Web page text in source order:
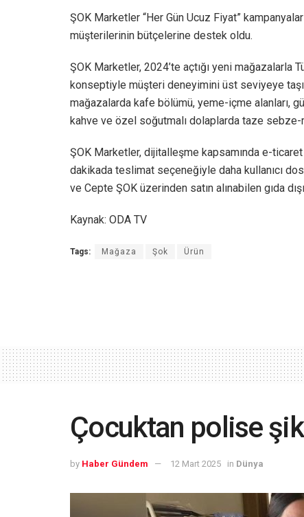
ŞOK Marketler “Her Gün Ucuz Fiyat”
müşterilerinin bütçelerine destek oldu.
ŞOK Marketler, 2024’te açtığı yeni mağazalarla
konseptiyle müşteri deneyimini üst seviyeye
mağazalarda kafe bölümü, yeme-içme alanları,
kahve ve özel soğutmalı dolaplarda taze
ŞOK Marketler, dijitalleşme kapsamında e-
dakikada teslimat seçeneğiyle daha kullanıcı
ve Cepte ŞOK üzerinden satın alınabilen gıda
Kaynak: ODA TV
Tags: Mağaza Şok Ürün
Çocuktan polise
by Haber Gündem 12 Mart 2025 in Dünya